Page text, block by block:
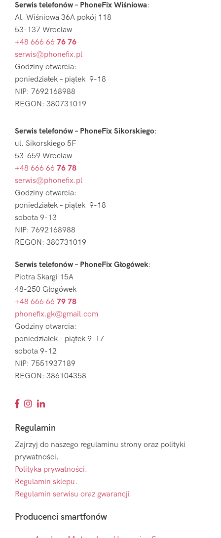
Serwis telefonów – PhoneFix Wiśniowa:
Al. Wiśniowa 36A pokój 118
53-137 Wrocław
+48 666 66 76 76
serwis@phonefix.pl
Godziny otwarcia:
poniedziałek – piątek 9-18
NIP: 7692168988
REGON: 380731019
Serwis telefonów – PhoneFix Sikorskiego:
ul. Sikorskiego 5F
53-659 Wrocław
+48 666 66 76 78
serwis@phonefix.pl
Godziny otwarcia:
poniedziałek – piątek 9-18
sobota 9-13
NIP: 7692168988
REGON: 380731019
Serwis telefonów – PhoneFix Głogówek:
Piotra Skargi 15A
48-250 Głogówek
+48 666 66 79 78
phonefix.gk@gmail.com
Godziny otwarcia:
poniedziałek – piątek 9-17
sobota 9-12
NIP: 7551937189
REGON: 386104358
Regulamin
Zajrzyj do naszego regulaminu strony oraz polityki
prywatności.
Polityka prywatności.
Regulamin sklepu.
Regulamin serwisu oraz gwarancji.
Producenci smartfonów